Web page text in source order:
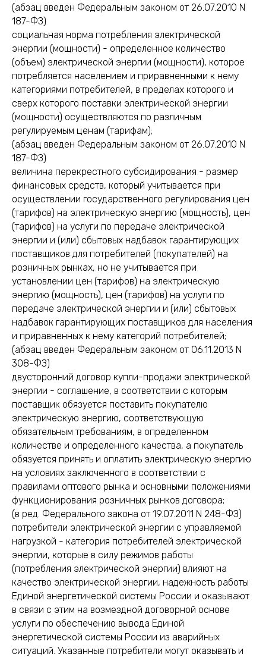
(абзац введен Федеральным законом от 26.07.2010 N
187-ФЗ)
социальная норма потребления электрической
энергии (мощности) - определенное количество
(объем) электрической энергии (мощности), которое
потребляется населением и приравненными к нему
категориями потребителей, в пределах которого и
сверх которого поставки электрической энергии
(мощности) осуществляются по различным
регулируемым ценам (тарифам);
(абзац введен Федеральным законом от 26.07.2010 N
187-ФЗ)
величина перекрестного субсидирования - размер
финансовых средств, который учитывается при
осуществлении государственного регулирования цен
(тарифов) на электрическую энергию (мощность), цен
(тарифов) на услуги по передаче электрической
энергии и (или) сбытовых надбавок гарантирующих
поставщиков для потребителей (покупателей) на
розничных рынках, но не учитывается при
установлении цен (тарифов) на электрическую
энергию (мощность), цен (тарифов) на услуги по
передаче электрической энергии и (или) сбытовых
надбавок гарантирующих поставщиков для населения
и приравненных к нему категорий потребителей;
(абзац введен Федеральным законом от 06.11.2013 N
308-ФЗ)
двусторонний договор купли-продажи электрической
энергии - соглашение, в соответствии с которым
поставщик обязуется поставить покупателю
электрическую энергию, соответствующую
обязательным требованиям, в определенном
количестве и определенного качества, а покупатель
обязуется принять и оплатить электрическую энергию
на условиях заключенного в соответствии с
правилами оптового рынка и основными положениями
функционирования розничных рынков договора;
(в ред. Федерального закона от 19.07.2011 N 248-ФЗ)
потребители электрической энергии с управляемой
нагрузкой - категория потребителей электрической
энергии, которые в силу режимов работы
(потребления электрической энергии) влияют на
качество электрической энергии, надежность работы
Единой энергетической системы России и оказывают
в связи с этим на возмездной договорной основе
услуги по обеспечению вывода Единой
энергетической системы России из аварийных
ситуаций. Указанные потребители могут оказывать и